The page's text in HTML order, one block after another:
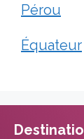
Pérou
Équateur